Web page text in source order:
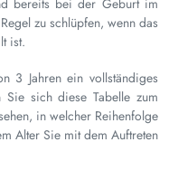
bereits bei der Geburt im
zu schlüpfen, wenn das
ist.
3 Jahren ein vollständiges
sich diese Tabelle zum
in welcher Reihenfolge
​​Alter Sie mit dem Auftreten